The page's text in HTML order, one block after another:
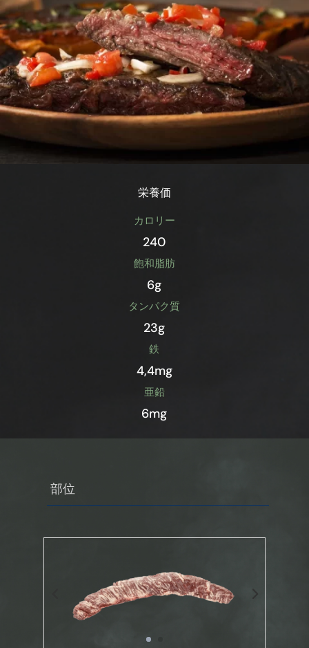
栄養価
カロリー
240
飽和脂肪
6g
タンパク質
23g
鉄
4,4mg
亜鉛
6mg
部位